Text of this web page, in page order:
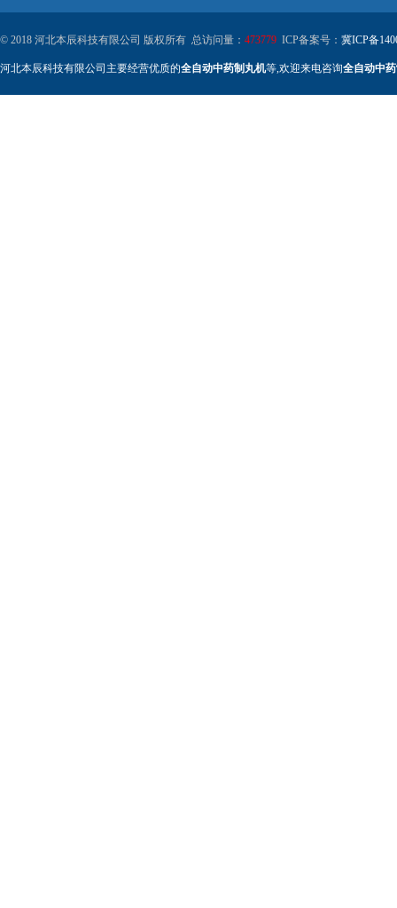
© 2018 河北本辰科技有限公司 版权所有 总访问量： 473779 ICP备案号： 冀ICP备
河北本辰科技有限公司主要经营优质的全自动中药制丸机等,欢迎来电咨询全自动中